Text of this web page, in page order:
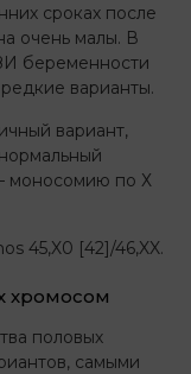
сроках после
очень малы. В
беременности
варианты.
вариант,
моносомию по Х
45,X0 [42]/46,XX.
хромосом
половых
самыми